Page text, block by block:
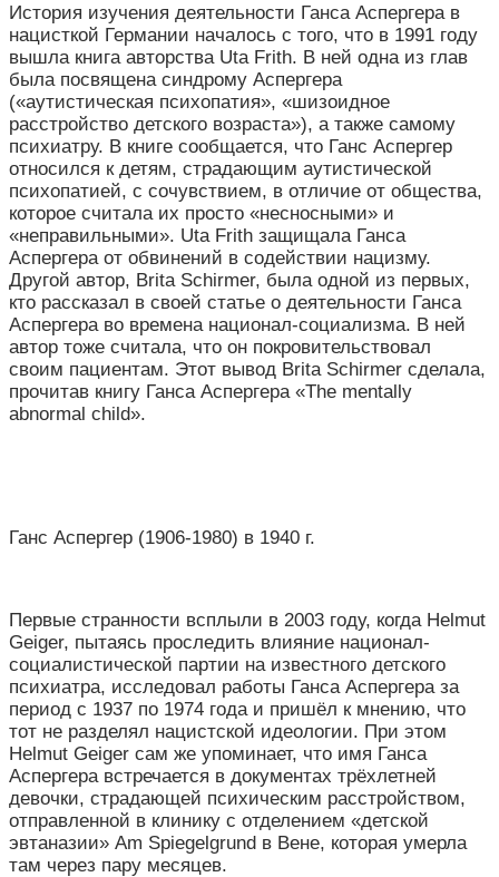
История изучения деятельности Ганса Аспергера в
нацисткой Германии началось с того, что в 1991 году
вышла книга авторства Uta Frith. В ней одна из глав
была посвящена синдрому Аспергера
(«аутистическая психопатия», «шизоидное
расстройство детского возраста»), а также самому
психиатру. В книге сообщается, что Ганс Аспергер
относился к детям, страдающим аутистической
психопатией, с сочувствием, в отличие от общества,
которое считала их просто «несносными» и
«неправильными». Uta Frith защищала Ганса
Аспергера от обвинений в содействии нацизму.
Другой автор, Brita Schirmer, была одной из первых,
кто рассказал в своей статье о деятельности Ганса
Аспергера во времена национал-социализма. В ней
автор тоже считала, что он покровительствовал
своим пациентам. Этот вывод Brita Schirmer сделала,
прочитав книгу Ганса Аспергера «The mentally
abnormal child».
Ганс Аспергер (1906-1980) в 1940 г.
Первые странности всплыли в 2003 году, когда Helmut
Geiger, пытаясь проследить влияние национал-
социалистической партии на известного детского
психиатра, исследовал работы Ганса Аспергера за
период с 1937 по 1974 года и пришёл к мнению, что
тот не разделял нацистской идеологии. При этом
Helmut Geiger сам же упоминает, что имя Ганса
Аспергера встречается в документах трёхлетней
девочки, страдающей психическим расстройством,
отправленной в клинику с отделением «детской
эвтаназии» Am Spiegelgrund в Вене, которая умерла
там через пару месяцев.